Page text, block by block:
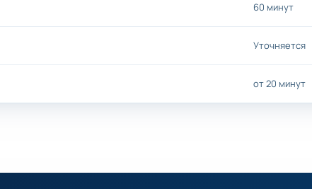
60 минут
Уточняется
от 20 минут